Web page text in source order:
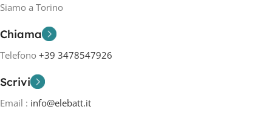
Siamo a Torino
Chiama
Telefono +39 3478547926
Scrivi
Email : info@elebatt.it